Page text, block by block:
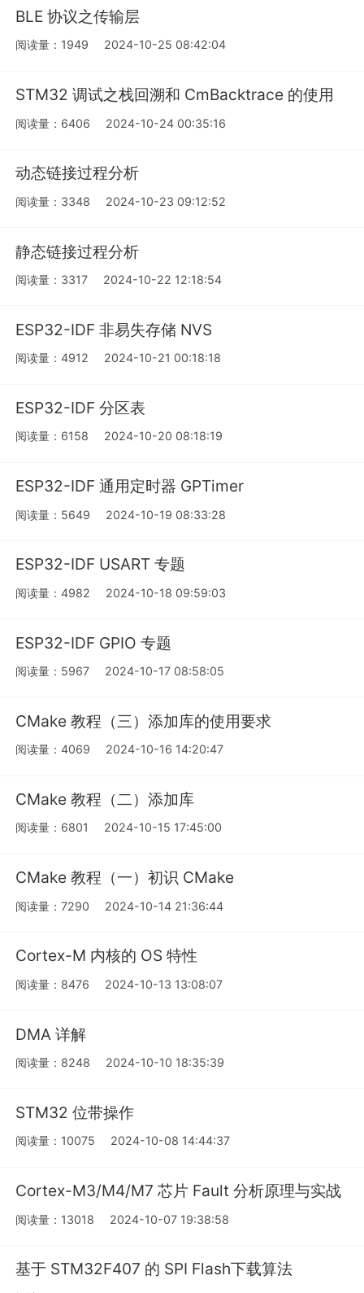
BLE 协议之传输层
阅读量：1949 2024-10-25 08:42:04
STM32 调试之栈回溯和 CmBacktrace 的使用
阅读量：6406 2024-10-24 00:35:16
动态链接过程分析
阅读量：3348 2024-10-23 09:12:52
静态链接过程分析
阅读量：3317 2024-10-22 12:18:54
ESP32-IDF 非易失存储 NVS
阅读量：4912 2024-10-21 00:18:18
ESP32-IDF 分区表
阅读量：6158 2024-10-20 08:18:19
ESP32-IDF 通用定时器 GPTimer
阅读量：5649 2024-10-19 08:33:28
ESP32-IDF USART 专题
阅读量：4982 2024-10-18 09:59:03
ESP32-IDF GPIO 专题
阅读量：5967 2024-10-17 08:58:05
CMake 教程（三）添加库的使用要求
阅读量：4069 2024-10-16 14:20:47
CMake 教程（二）添加库
阅读量：6801 2024-10-15 17:45:00
CMake 教程（一）初识 CMake
阅读量：7290 2024-10-14 21:36:44
Cortex-M 内核的 OS 特性
阅读量：8476 2024-10-13 13:08:07
DMA 详解
阅读量：8248 2024-10-10 18:35:39
STM32 位带操作
阅读量：10075 2024-10-08 14:44:37
Cortex-M3/M4/M7 芯片 Fault 分析原理与实战
阅读量：13018 2024-10-07 19:38:58
基于 STM32F407 的 SPI Flash下载算法